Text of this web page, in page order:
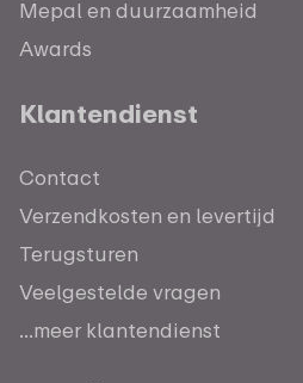
Mepal en duurzaamheid
Awards
Klantendienst
Contact
Verzendkosten en levertijd
Terugsturen
Veelgestelde vragen
...meer klantendienst